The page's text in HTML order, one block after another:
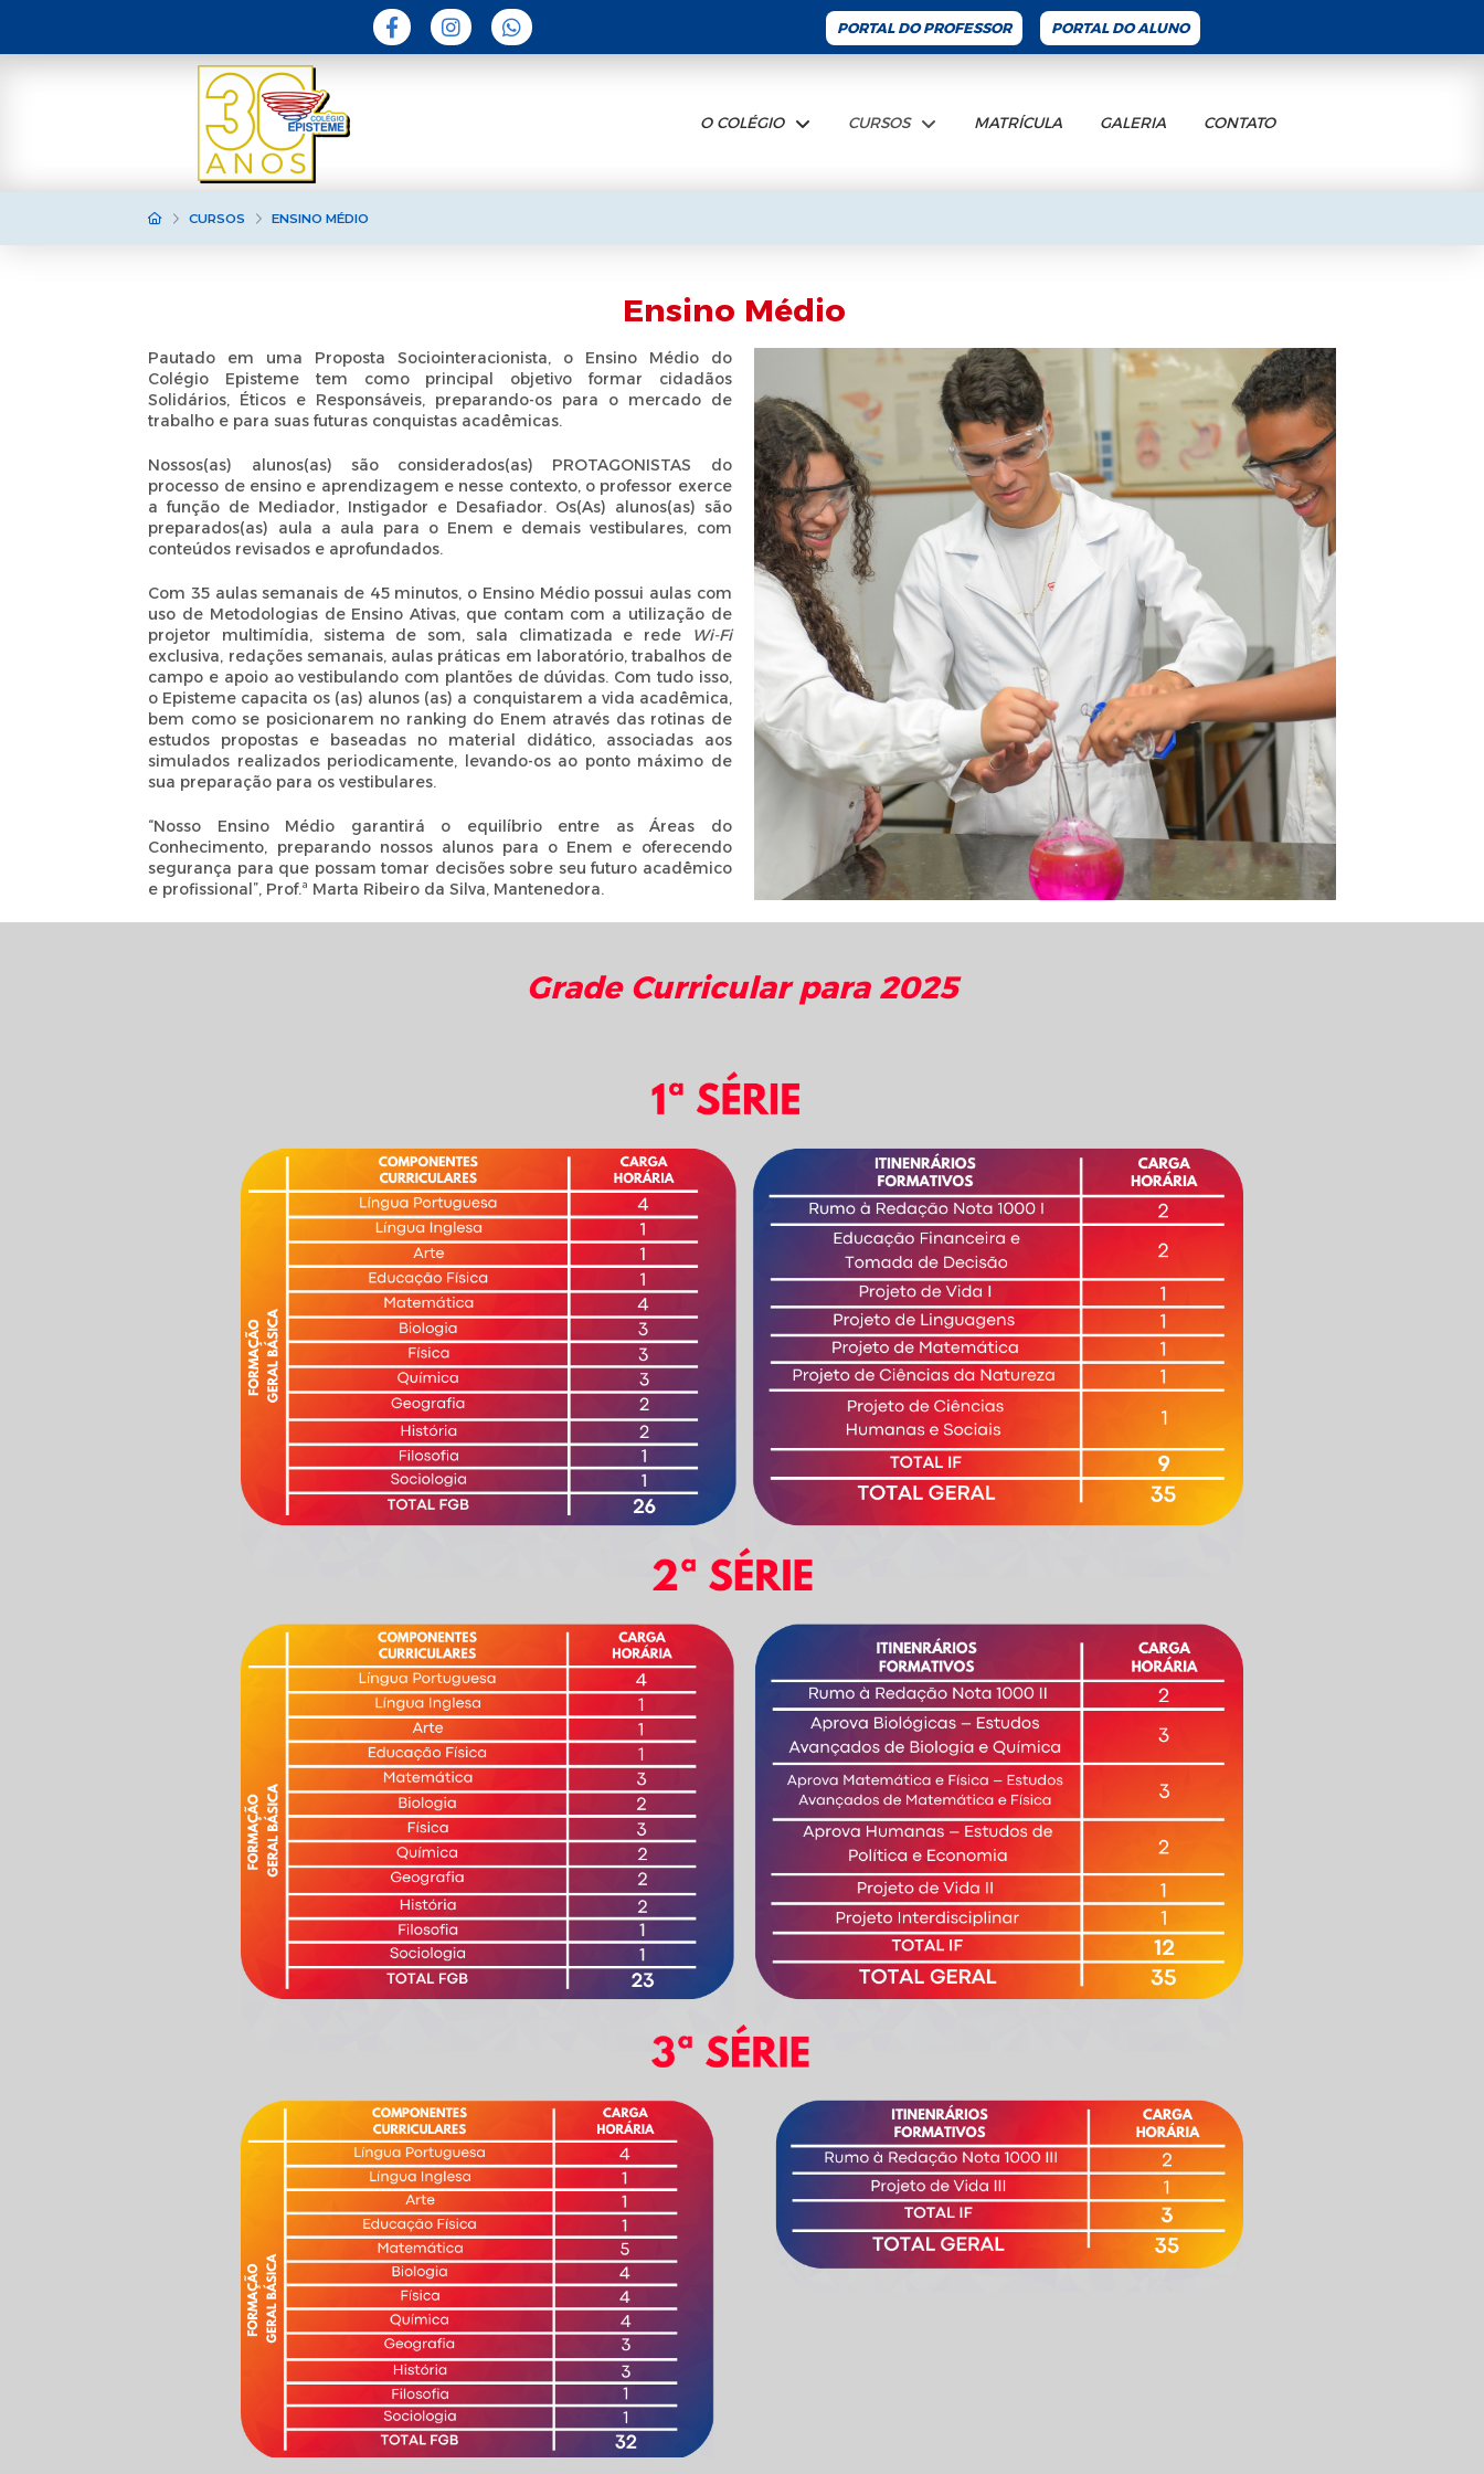
PORTAL DO PROFESSOR PORTAL DO ALUNO
O COLÉGIO CURSOS MATRÍCULA GALERIA CONTATO
HOMECURSOS ENSINO MÉDIO
Ensino Médio
Pautado em uma Proposta Sociointeracionista, o Ensino Médio do
Colégio Episteme tem como principal objetivo formar cidadãos
Solidários, Éticos e Responsáveis, preparando-os para o mercado de
trabalho e para suas futuras conquistas acadêmicas.
Nossos(as) alunos(as) são considerados(as) PROTAGONISTAS do
processo de ensino e aprendizagem e nesse contexto, o professor exerce
a função de Mediador, Instigador e Desafiador. Os(As) alunos(as) são
preparados(as) aula a aula para o Enem e demais vestibulares, com
conteúdos revisados e aprofundados.
Com 35 aulas semanais de 45 minutos, o Ensino Médio possui aulas com
uso de Metodologias de Ensino Ativas, que contam com a utilização de
projetor multimídia, sistema de som, sala climatizada e rede
Wi-Fi
exclusiva, redações semanais, aulas práticas em laboratório, trabalhos de
campo e apoio ao vestibulando com plantões de dúvidas. Com tudo isso,
o Episteme capacita os (as) alunos (as) a conquistarem a vida acadêmica,
bem como se posicionarem no ranking do Enem através das rotinas de
estudos propostas e baseadas no material didático, associadas aos
simulados realizados periodicamente, levando-os ao ponto máximo de
sua preparação para os vestibulares.
“Nosso Ensino Médio garantirá o equilíbrio entre as Áreas do
Conhecimento, preparando nossos alunos para o Enem e oferecendo
segurança para que possam tomar decisões sobre seu futuro acadêmico
e profissional”, Prof.ª Marta Ribeiro da Silva, Mantenedora.
Grade Curricular para 2025